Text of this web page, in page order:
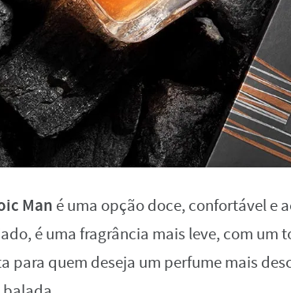
Man é uma opção doce, confortável e
é uma fragrância mais leve, com um
para quem deseja um perfume mais